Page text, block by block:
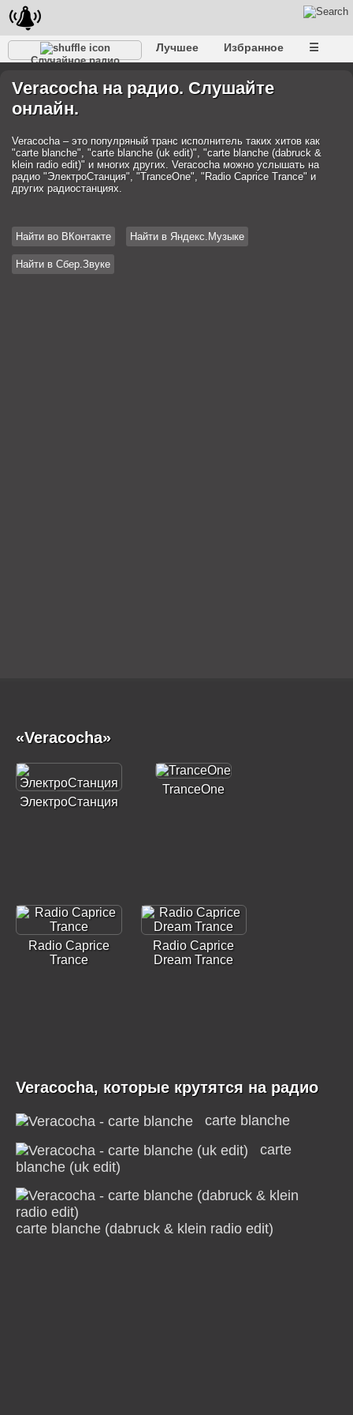
Случайное радио
Лучшее Избранное ☰
Veracocha на радио. Слушайте
онлайн.
Veracocha – это популряный транс исполнитель таких хитов как
"carte blanche", "carte blanche (uk edit)", "carte blanche (dabruck &
klein radio edit)" и многих других. Veracocha можно услышать на
радио "ЭлектроСтанция", "TranceOne", "Radio Caprice Trance" и
других радиостанциях.
Найти во ВКонтакте Найти в Яндекс.Музыке
Найти в Сбер.Звуке
«Veracocha»
ЭлектроСтанция
TranceOne
Radio Caprice
Trance
Radio Caprice
Dream Trance
Veracocha, которые крутятся на радио
carte blanche
carte
blanche (uk edit)
carte blanche (dabruck & klein radio edit)